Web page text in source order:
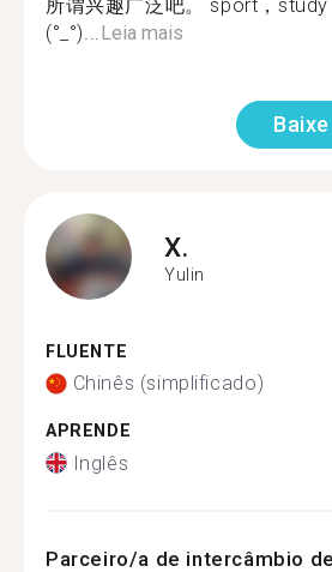
所谓兴趣广泛吧。 sport，
(°_°)... Leia mais
X.
Yulin
FLUENTE
Chinês (simplificado)
APRENDE
Inglês
Parceiro/a de intercâmbio